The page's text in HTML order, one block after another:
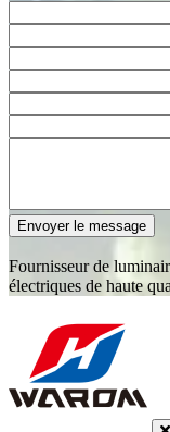
Envoyer le message
Fournisseur de
électriques de haute